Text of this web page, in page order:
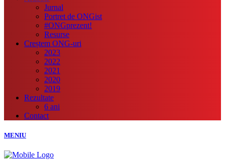
Jurnal
Portret de ONGist
#ONGprezent!
Resurse
Creștem ONG-uri
2023
2022
2021
2020
2019
Rezultate
6 ani
Contact
MENIU